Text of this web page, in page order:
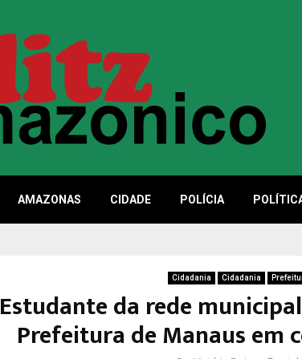
AMAZONAS CIDADE POLÍCIA
Cidadania Cidadania
Estudante da rede
Prefeitura de Manaus em